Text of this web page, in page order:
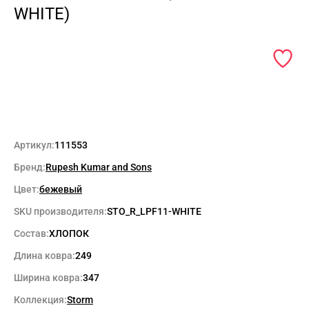
WHITE)
Артикул:111553
Бренд:Rupesh Kumar and Sons
Цвет:бежевый
SKU производителя:STO_R_LPF11-WHITE
Состав:ХЛОПОК
Длина ковра:249
Ширина ковра:347
Коллекция:Storm